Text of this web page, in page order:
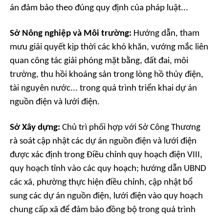
án đảm bảo theo đúng quy định của pháp luật...
Sở Nông nghiệp và Môi trường: Hướng dẫn, tham
mưu giải quyết kịp thời các khó khăn, vướng mắc liên
quan công tác giải phóng mặt bằng, đất đai, môi
trường, thu hồi khoáng sản trong lòng hồ thủy điện,
tài nguyên nước... trong quá trình triển khai dự án
nguồn điện và lưới điện.
Sở Xây dựng: Chủ trì phối hợp với Sở Công Thương
rà soát cập nhật các dự án nguồn điện và lưới điện
được xác định trong Điều chỉnh quy hoạch điện VIII,
quy hoạch tỉnh vào các quy hoạch; hướng dẫn UBND
các xã, phường thực hiện điều chỉnh, cập nhật bổ
sung các dự án nguồn điện, lưới điện vào quy hoạch
chung cấp xã để đảm bảo đồng bộ trong quá trình